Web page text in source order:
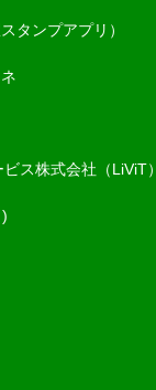
タンプアプリ）
ス株式会社（LiViT）